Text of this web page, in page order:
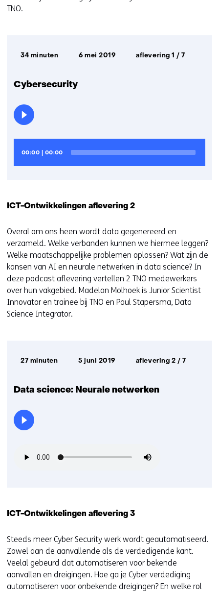
TNO.
Afspeelduur:
34 minuten
Datum
6 mei 2019 aflevering 1 / 7
Cybersecurity
Huidige
00:00
Totale
00:00
ICT-Ontwikkelingen aflevering 2
Overal om ons heen wordt data gegenereerd en
verzameld. Welke verbanden kunnen we hiermee leggen?
Welke maatschappelijke problemen oplossen? Wat zijn de
kansen van AI en neurale netwerken in data science? In
deze podcast aflevering vertellen 2 TNO medewerkers
over hun vakgebied. Madelon Molhoek is Junior Scientist
Innovator en trainee bij TNO en Paul Stapersma, Data
Science Integrator.
Afspeelduur:
27 minuten
Datum
5 juni 2019 aflevering 2 / 7
Data science: Neurale netwerken
ICT-Ontwikkelingen aflevering 3
Steeds meer Cyber Security werk wordt geautomatiseerd.
Zowel aan de aanvallende als de verdedigende kant.
Veelal gebeurd dat automatiseren voor bekende
aanvallen en dreigingen. Hoe ga je Cyber verdediging
automatiseren voor onbekende dreigingen? En welke rol